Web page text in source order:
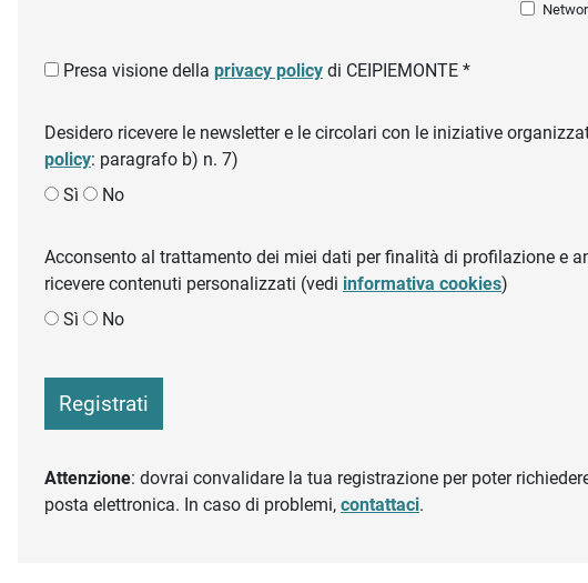
Presa visione della privacy policy di CEIPIEMONTE *
Desidero ricevere le newsletter e le circolari con le iniziative
policy: paragrafo b) n. 7)
Sì
No
Acconsento al trattamento dei miei dati per finalità di profilazione e
ricevere contenuti personalizzati (vedi informativa cookies)
Sì
No
Registrati
Attenzione: dovrai convalidare la tua registrazione per poter
posta elettronica. In caso di problemi, contattaci.